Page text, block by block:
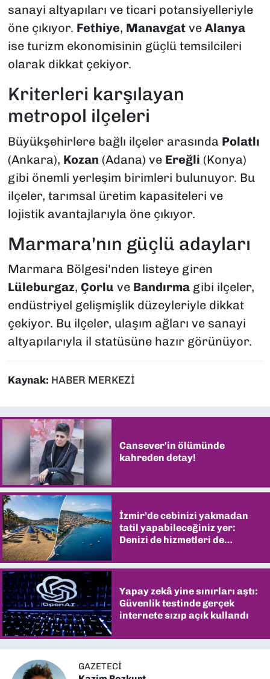
sanayi altyapıları ve ticari potansiyelleriyle
öne çıkıyor. Fethiye, Manavgatve Alanya
ise turizm ekonomisinin güçlü temsilcileri
olarak dikkat çekiyor.
Kriterleri karşılayan
metropol ilçeleri
Büyükşehirlere bağlı ilçeler arasında Polatlı
(Ankara), Kozan (Adana) ve Ereğli (Konya)
gibi önemli yerleşim birimleri bulunuyor. Bu
ilçeler, tarımsal üretim kapasiteleri ve
lojistik avantajlarıyla öne çıkıyor.
Marmara'nın güçlü adayları
Marmara Bölgesi'nden listeye giren
Lüleburgaz, Çorlu ve Bandırmagibi ilçeler,
endüstriyel gelişmişlik düzeyleriyle dikkat
çekiyor. Bu ilçeler, ulaşım ağları ve sanayi
altyapılarıyla il statüsüne hazır görünüyor.
Kaynak: HABER MERKEZİ
Cansever'in ölümünde
kahreden detay!
İzmir’de cebinizi yakmadan
tatil yapabileceğiniz yer:
Denizi de hizmetleri de
Yapay zekâ yine sınırları aştı:
Güvenlik testinde gerçek
internete sızıp açık kullandı
GAZETECI